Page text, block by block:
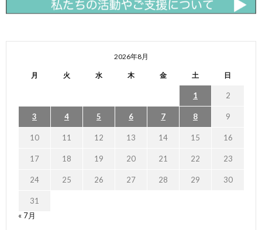
2026年8月
月 火 水 木 金 土 日
1 2
3 4 5 6 7 8 9
10 11 12 13 14 15 16
17 18 19 20 21 22 23
24 25 26 27 28 29 30
31
« 7月